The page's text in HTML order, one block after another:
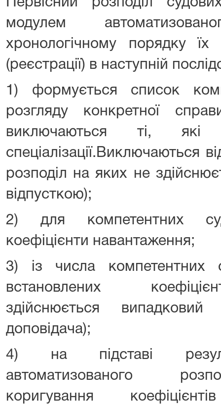
модулем
хронологічному порядку
(реєстрації) в наступній
1) формується список
розгляду конкретної
виключаються ті, які
спеціалізації.Виключаються
розподіл на яких не
відпусткою);
2) для компетентних
коефіцієнти навантаження;
3) із числа компетентних
встановлених
здійснюється
доповідача);
4) на підставі
автоматизованого
коригування